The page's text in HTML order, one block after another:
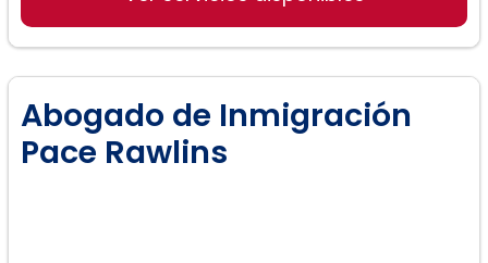
Abogado de Inmigración
Pace Rawlins